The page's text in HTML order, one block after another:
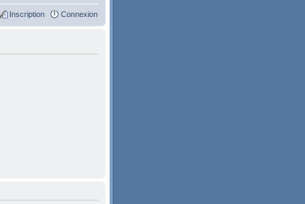
Inscription Connexion